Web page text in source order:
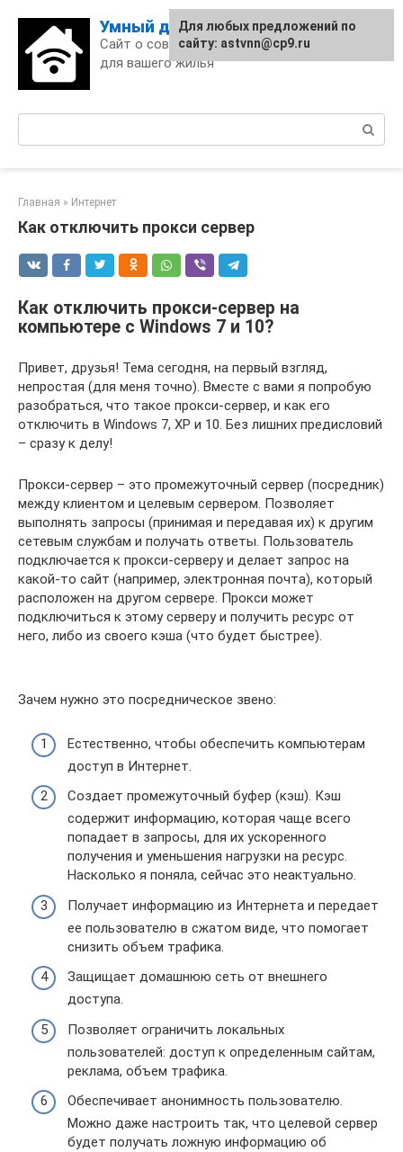
content
Умный дом
Сайт о современных технологиях
для вашего жилья
Главная » Интернет
Как отключить прокси сервер
Как отключить прокси-сервер на
компьютере с Windows 7 и 10?
Привет, друзья! Тема сегодня, на первый взгляд,
непростая (для меня точно). Вместе с вами я попробую
разобраться, что такое прокси-сервер, и как его
отключить в Windows 7, XP и 10. Без лишних предисловий
– сразу к делу!
Прокси-сервер – это промежуточный сервер (посредник)
между клиентом и целевым сервером. Позволяет
выполнять запросы (принимая и передавая их) к другим
сетевым службам и получать ответы. Пользователь
подключается к прокси-серверу и делает запрос на
какой-то сайт (например, электронная почта), который
расположен на другом сервере. Прокси может
подключиться к этому серверу и получить ресурс от
него, либо из своего кэша (что будет быстрее).
Зачем нужно это посредническое звено:
Естественно, чтобы обеспечить компьютерам
доступ в Интернет.
Создает промежуточный буфер (кэш). Кэш
содержит информацию, которая чаще всего
попадает в запросы, для их ускоренного
получения и уменьшения нагрузки на ресурс.
Насколько я поняла, сейчас это неактуально.
Получает информацию из Интернета и передает
ее пользователю в сжатом виде, что помогает
снизить объем трафика.
Защищает домашнюю сеть от внешнего
доступа.
Позволяет ограничить локальных
пользователей: доступ к определенным сайтам,
реклама, объем трафика.
Обеспечивает анонимность пользователю.
Можно даже настроить так, что целевой сервер
будет получать ложную информацию об
Для любых предложений по
сайту: astvnn@cp9.ru